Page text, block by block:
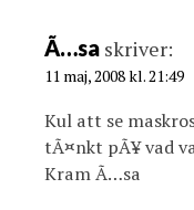
Ã…sa skriver:
11 maj, 2008 kl. 21:49
Kul att se
tÃ¤nkt pÃ¥ vad
Kram Ã…sa